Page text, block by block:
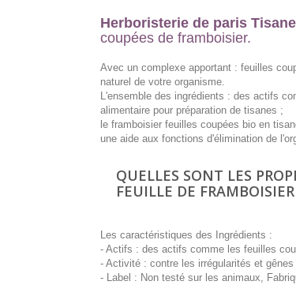
Herboristerie de paris
coupées de framboisier.
Avec un complexe apportant : feuilles
naturel de votre organisme.
L'ensemble des ingrédients : des actifs
alimentaire pour préparation de tisanes ;
le framboisier feuilles coupées bio en
une aide aux fonctions d'élimination de
QUELLES SONT LES
FEUILLE DE
Les caractéristiques des Ingrédients :
- Actifs : des actifs comme les feuilles
- Activité : contre les irrégularités et
- Label : Non testé sur les animaux,